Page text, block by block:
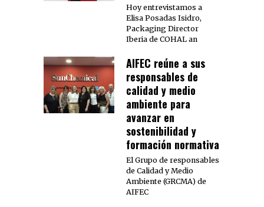
Hoy entrevistamos a
Elisa Posadas Isidro,
Packaging Director
Iberia de COHAL an
AIFEC reúne a sus
responsables de
calidad y medio
ambiente para
avanzar en
sostenibilidad y
formación normativa
El Grupo de responsables
de Calidad y Medio
Ambiente (GRCMA) de
AIFEC